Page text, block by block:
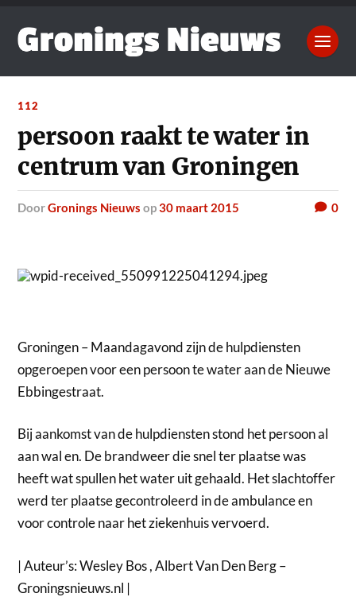
112
persoon raakt te water in
centrum van Groningen
doorGronings Nieuws op30 maart 2015 0
Groningen – Maandagavond zijn de hulpdiensten
opgeroepen voor een persoon te water aan de Nieuwe
Ebbingestraat.
Bij aankomst van de hulpdiensten stond het persoon al
aan wal en. De brandweer die snel ter plaatse was
heeft wat spullen het water uit gehaald. Het slachtoffer
werd ter plaatse gecontroleerd in de ambulance en
voor controle naar het ziekenhuis vervoerd.
| Auteur’s: Wesley Bos , Albert Van Den Berg –
Groningsnieuws.nl |